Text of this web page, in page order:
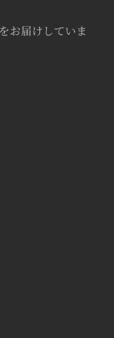
お届けしていま